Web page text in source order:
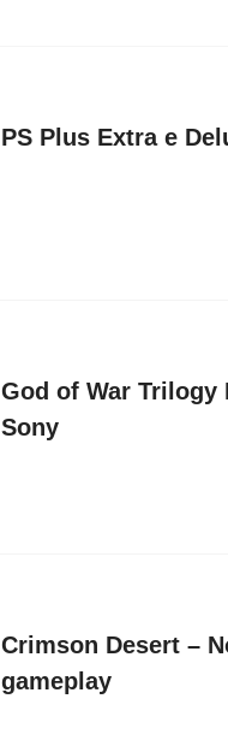
PS Plus Extra e
God of War Trilogy
Sony
Crimson Desert –
gameplay